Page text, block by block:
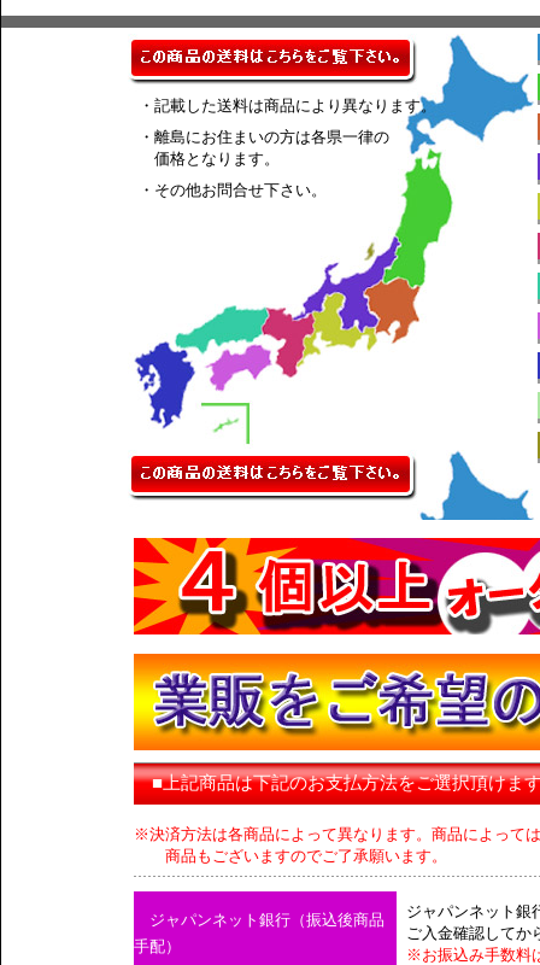
・記載した送料は商品により異なります。
・離島にお住まいの方は各県一律の
価格となります。
・その他お問合せ下さい。
■上記商品は下記のお支払方法をご選択頂けま
※決済方法は各商品によって異なります。商品によって
商品もございますのでご了承願います。
ジャパンネット銀行（振込後商品
手配）
ジャパンネット銀
ご入金確認してか
※お振込み手数料